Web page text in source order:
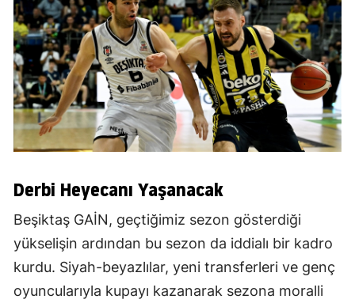
Derbi Heyecanı Yaşanacak
Beşiktaş GAİN, geçtiğimiz sezon gösterdiği
yükselişin ardından bu sezon da iddialı bir kadro
kurdu. Siyah-beyazlılar, yeni transferleri ve genç
oyuncularıyla kupayı kazanarak sezona moralli